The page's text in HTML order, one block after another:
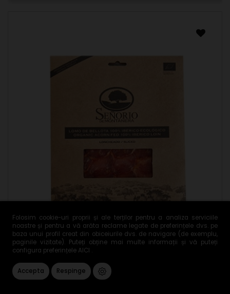
Folosim cookie-uri proprii și ale terților pentru a analiza serviciile
noastre și pentru a vă arăta reclame legate de preferințele dvs. pe
baza unui profil creat din obiceiurile dvs. de navigare (de exemplu,
paginile vizitate). Puteți obține mai multe informații și vă puteți
configura preferințele AICI .
Accepta Respinge